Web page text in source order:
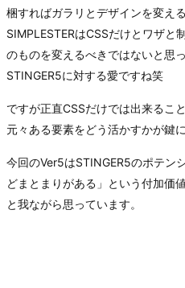
梱すればガラリとデザインを変え
SIMPLESTERはCSSだけとワザと
のものを変えるべきではないと思
STINGER5に対する愛ですね笑
ですが正直CSSだけでは出来るこ
元々ある要素をどう活かすかが鍵
今回のVer5はSTINGER5のポテン
どまとまりがある」という付加価
と我ながら思っています。